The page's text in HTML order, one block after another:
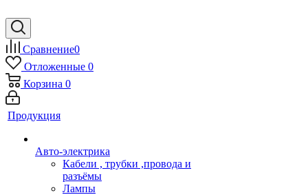
Сравнение0
Отложенные 0
Корзина 0
Продукция
Авто-электрика
Кабели , трубки ,провода и
разъёмы
Лампы